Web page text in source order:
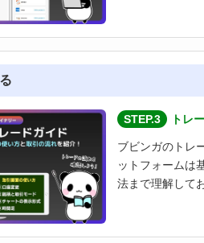
STEP.3 トレ
ブビンガのトレ
ットフォームは
法まで理解して